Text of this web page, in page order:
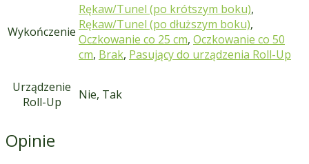
Wykończenie
Rękaw/Tunel (po krótszym boku),
Rękaw/Tunel (po dłuższym boku),
Oczkowanie co 25 cm, Oczkowanie co 50
cm, Brak, Pasujący do urządzenia Roll-Up
Urządzenie
Roll-Up
Nie, Tak
Opinie